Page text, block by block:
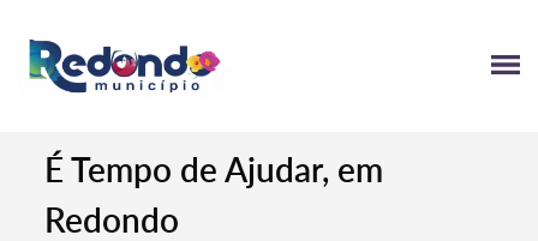
É Tempo de Ajudar, em
Redondo